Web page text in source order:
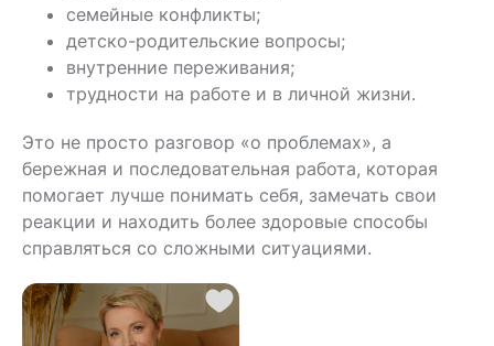
семейные конфликты;
детско-родительские вопросы;
внутренние переживания;
трудности на работе и в личной жизни.
Это не просто разговор «о проблемах», а
бережная и последовательная работа, которая
помогает лучше понимать себя, замечать свои
реакции и находить более здоровые способы
справляться со сложными ситуациями.